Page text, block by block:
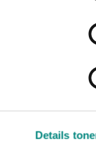
Details